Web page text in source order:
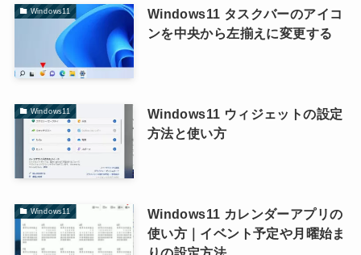
Windows11
Windows11 タスクバーのアイコ
ンを中央から左揃えに変更する
Windows11
Windows11 ウィジェットの設定
方法と使い方
Windows11
Windows11 カレンダーアプリの
使い方｜イベント予定や月曜始ま